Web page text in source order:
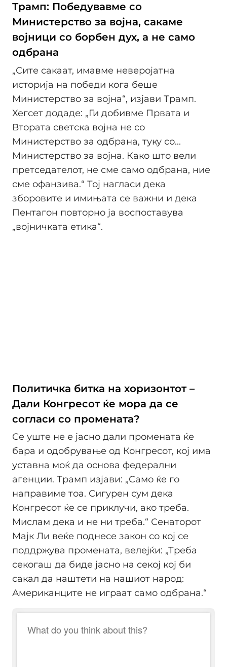
Трамп: Победувавме со
Министерство за војна, сакаме
војници со борбен дух, а не само
одбрана
„Сите сакаат, имавме неверојатна
историја на победи кога беше
Министерство за војна“, изјави Трамп.
Хегсет додаде: „Ги добивме Првата и
Втората светска војна не со
Министерство за одбрана, туку со...
Министерство за војна. Како што вели
претседателот, не сме само одбрана, ние
сме офанзива.“ Тој нагласи дека
зборовите и имињата се важни и дека
Пентагон повторно ја воспоставува
„војничката етика“.
Политичка битка на хоризонтот –
Дали Конгресот ќе мора да се
согласи со промената?
Се уште не е јасно дали промената ќе
бара и одобрување од Конгресот, кој има
уставна моќ да основа федерални
агенции. Трамп изјави: „Само ќе го
направиме тоа. Сигурен сум дека
Конгресот ќе се приклучи, ако треба.
Мислам дека и не ни треба.“ Сенаторот
Мајк Ли веќе поднесе закон со кој се
поддржува промената, велејќи: „Треба
секогаш да биде јасно на секој кој би
сакал да наштети на нашиот народ:
Американците не играат само одбрана.“